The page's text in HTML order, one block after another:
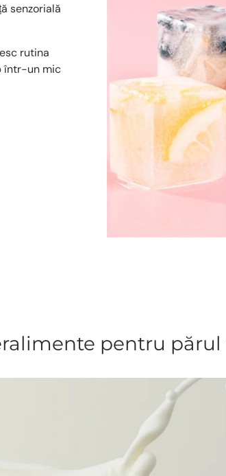
senzorială
rutina
într-un mic
pentru părul